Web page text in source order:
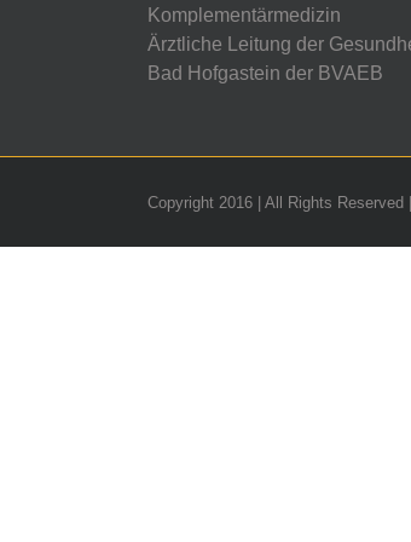
Komplementärmedizin
Ärztliche Leitung der
Bad Hofgastein der BVAEB
Copyright 2016 | All Rights Reserved |